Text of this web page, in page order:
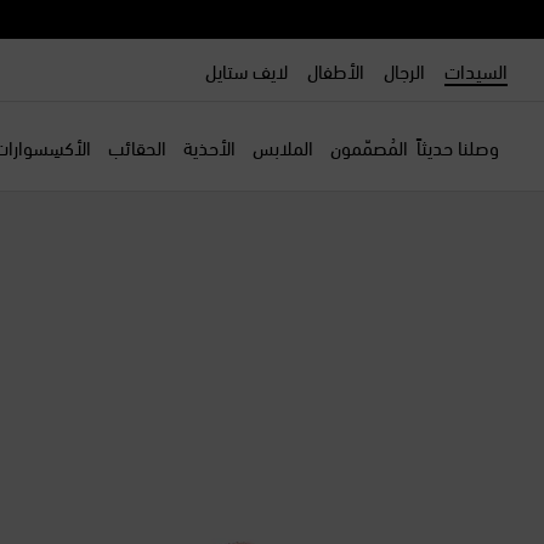
السيدات الرجال الأطفال لايف ستايل
وصلنا حديثاً المُصمّمون الملابس الأحذية الحقائب